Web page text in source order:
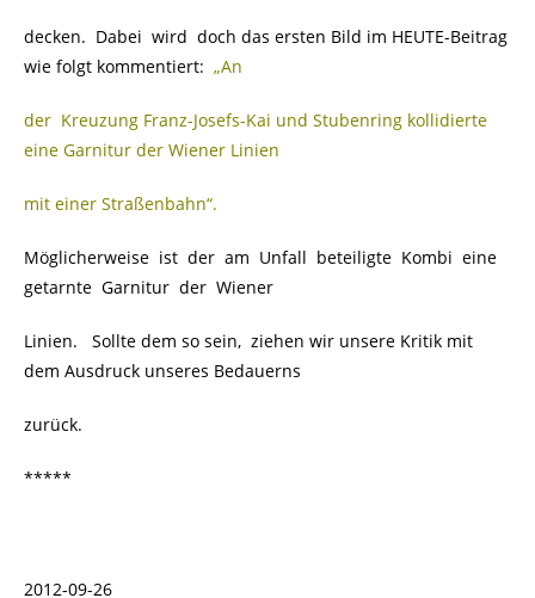
decken. Dabei wird doch das ersten Bild im HEUTE-Beitrag
wie folgt kommentiert: „An
der Kreuzung Franz-Josefs-Kai und Stubenring kollidierte
eine Garnitur der Wiener Linien
mit einer Straßenbahn“.
Möglicherweise ist der am Unfall beteiligte Kombi eine
getarnte Garnitur der Wiener
Linien. Sollte dem so sein, ziehen wir unsere Kritik mit
dem Ausdruck unseres Bedauerns
zurück.
*****
2012-09-26